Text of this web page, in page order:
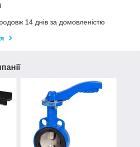
14 днів за домовленістю